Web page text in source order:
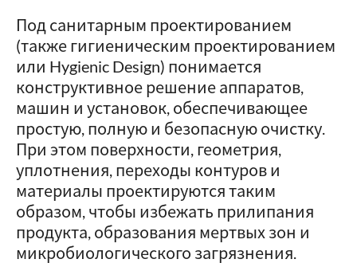
Под санитарным проектированием
(также гигиеническим проектированием
или Hygienic Design) понимается
конструктивное решение аппаратов,
машин и установок, обеспечивающее
простую, полную и безопасную очистку.
При этом поверхности, геометрия,
уплотнения, переходы контуров и
материалы проектируются таким
образом, чтобы избежать прилипания
продукта, образования мертвых зон и
микробиологического загрязнения.